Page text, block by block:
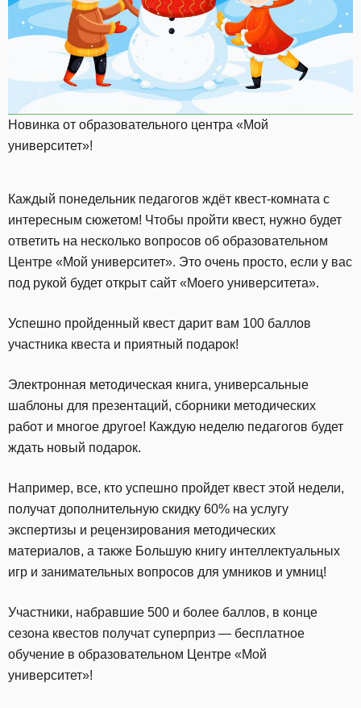
Новинка от образовательного центра «Мой
университет»!
Каждый понедельник педагогов ждёт квест-комната с
интересным сюжетом! Чтобы пройти квест, нужно будет
ответить на несколько вопросов об образовательном
Центре «Мой университет». Это очень просто, если у вас
под рукой будет открыт сайт «Моего университета».
Успешно пройденный квест дарит вам 100 баллов
участника квеста и приятный подарок!
Электронная методическая книга, универсальные
шаблоны для презентаций, сборники методических
работ и многое другое! Каждую неделю педагогов будет
ждать новый подарок.
Например, все, кто успешно пройдет квест этой недели,
получат дополнительную скидку 60% на услугу
экспертизы и рецензирования методических
материалов, а также Большую книгу интеллектуальных
игр и занимательных вопросов для умников и умниц!
Участники, набравшие 500 и более баллов, в конце
сезона квестов получат суперприз — бесплатное
обучение в образовательном Центре «Мой
университет»!